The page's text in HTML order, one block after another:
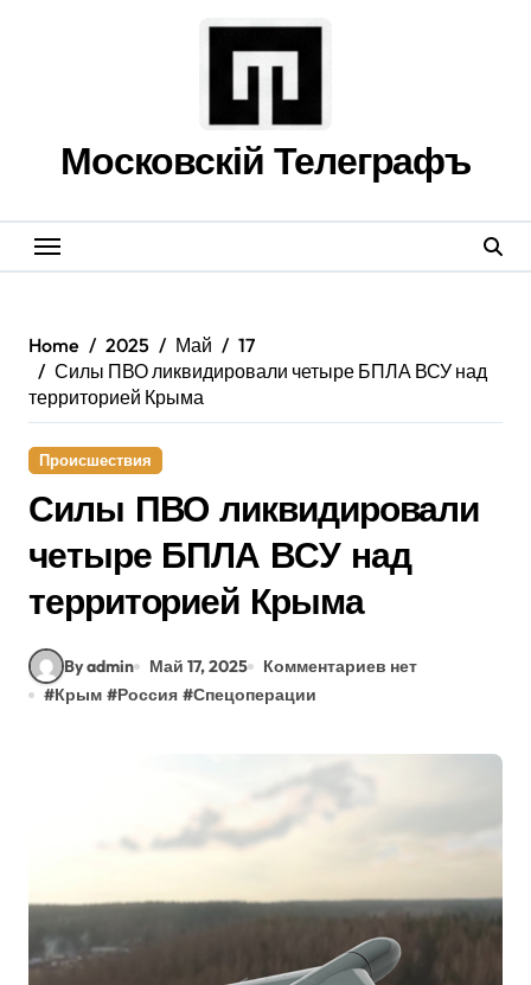
Московскій Телеграфъ
Home 2025 Май
17
Силы ПВО ликвидировали четыре БПЛА ВСУ над
территорией Крыма
Происшествия
Силы ПВО ликвидировали
четыре БПЛА ВСУ над
территорией Крыма
By admin Май 17, 2025
Комментариев нет
#Крым #Россия #Спецоперации